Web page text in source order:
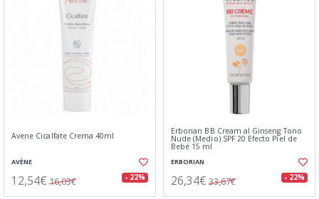
Avene Cicalfate Crema 40ml
AVÈNE
12,54€ 16,03€ - 22%
Erborian BB Cream al Ginseng Tono
Nude (Medio) SPF 20 Efecto Piel de
Bebé 15 ml
ERBORIAN
26,34€ 33,67€ - 22%